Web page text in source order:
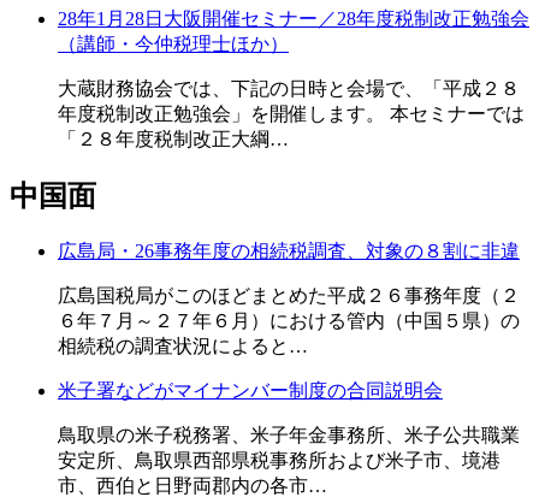
28年1月28日大阪開催セミナー／28年度税制改正勉強会
（講師・今仲税理士ほか）
大蔵財務協会では、下記の日時と会場で、「平成２８
年度税制改正勉強会」を開催します。 本セミナーでは
「２８年度税制改正大綱…
中国面
広島局・26事務年度の相続税調査、対象の８割に非違
広島国税局がこのほどまとめた平成２６事務年度（２
６年７月～２７年６月）における管内（中国５県）の
相続税の調査状況によると…
米子署などがマイナンバー制度の合同説明会
鳥取県の米子税務署、米子年金事務所、米子公共職業
安定所、鳥取県西部県税事務所および米子市、境港
市、西伯と日野両郡内の各市…